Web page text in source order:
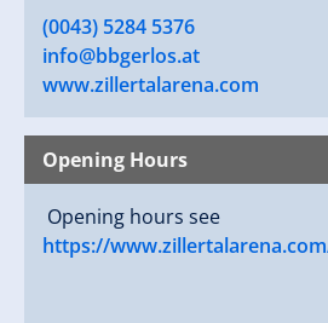
(0043) 5284 5376
info@bbgerlos.at
www.zillertalarena.com
Opening Hours
Opening hours see
https://